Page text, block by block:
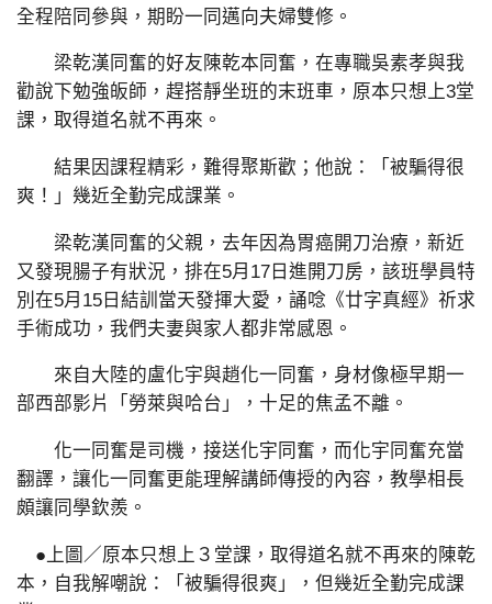
全程陪同參與，期盼一同邁向夫婦雙修。
梁乾漢同奮的好友陳乾本同奮，在專職吳素孝與我
勸說下勉強皈師，趕搭靜坐班的末班車，原本只想上3堂
課，取得道名就不再來。
結果因課程精彩，難得聚斯歡；他說：「被騙得很
爽！」幾近全勤完成課業。
梁乾漢同奮的父親，去年因為胃癌開刀治療，新近
又發現腸子有狀況，排在5月17日進開刀房，該班學員特
別在5月15日結訓當天發揮大愛，誦唸《廿字真經》祈求
手術成功，我們夫妻與家人都非常感恩。
來自大陸的盧化宇與趙化一同奮，身材像極早期一
部西部影片「勞萊與哈台」，十足的焦孟不離。
化一同奮是司機，接送化宇同奮，而化宇同奮充當
翻譯，讓化一同奮更能理解講師傳授的內容，教學相長
頗讓同學欽羨。
●上圖／原本只想上３堂課，取得道名就不再來的陳乾
本，自我解嘲說：「被騙得很爽」，但幾近全勤完成課